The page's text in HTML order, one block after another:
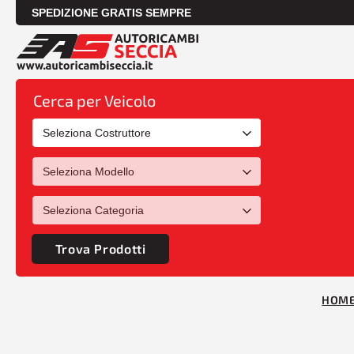
SPEDIZIONE GRATIS SEMPRE
Cerca per Veicolo
Trova Prodotti